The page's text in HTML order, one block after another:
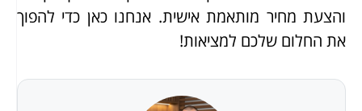
והצעת מחיר מותאמת אישית. אנחנו כאן כדי להפוך
את החלום שלכם למציאות!